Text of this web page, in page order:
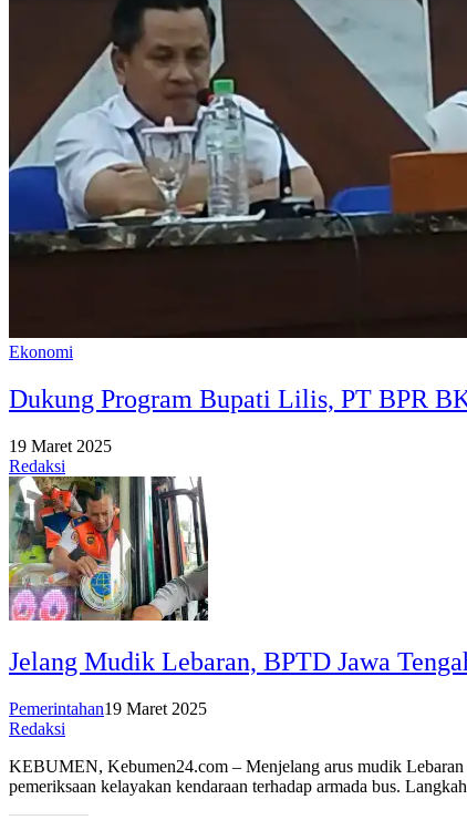
Ekonomi
Dukung Program Bupati Lilis, PT BPR
19 Maret 2025
Redaksi
Jelang Mudik Lebaran, BPTD Jawa
Pemerintahan19 Maret 2025
Redaksi
KEBUMEN, Kebumen24.com – Menjelang arus mudik Lebaran
pemeriksaan kelayakan kendaraan terhadap armada bus.